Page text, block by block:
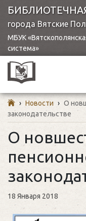
города Вятские
МБУК
система»
› Новости › О
законодательстве
О
18 Января 2018